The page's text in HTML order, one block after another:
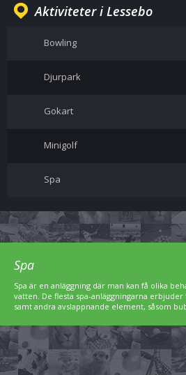
Aktiviteter i Lessebo
Bowling
Djurpark
Gokart
Minigolf
Spa
Spa
Spa är en anläggning där man kan få olika
vatten. De flesta spa-anläggningarna
samt andra avslappnande element, såsom